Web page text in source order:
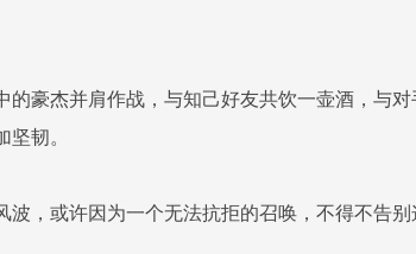
豪杰并肩作战，与知己好友共饮一壶酒，与对
韧。
，或许因为一个无法抗拒的召唤，不得不告